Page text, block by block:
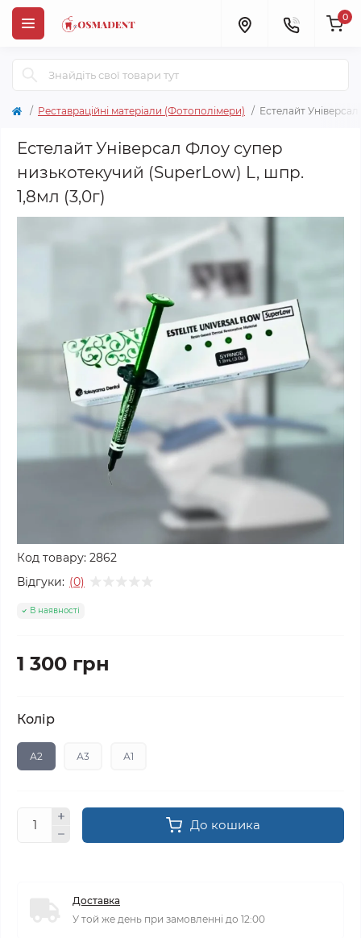
0
Реставраційні матеріали (Фотополімери) Естелайт
Естелайт Універсал Флоу супер
низькотекучий (SuperLow) L, шпр.
1,8мл (3,0г)
Код товару: 2862
Відгуки: (0)
В наявності
1 300 грн
Колір
А2 А3 А1
До кошика
Доставка
У той же день при замовленні до 12:00